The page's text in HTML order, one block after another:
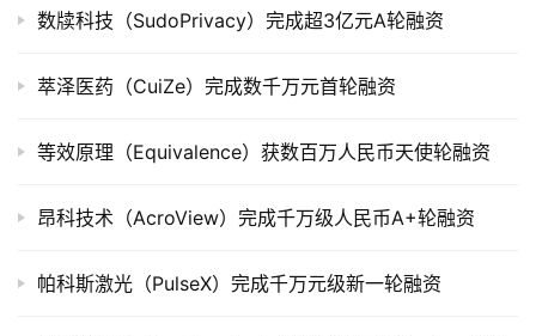
据
创
学
数牍科技（SudoPrivacy）完成超3亿元A轮融资
萃泽医药（CuiZe）完成数千万元首轮融资
等效原理（Equivalence）获数百万人民币天使轮融资
昂科技术（AcroView）完成千万级人民币A+轮融资
帕科斯激光（PulseX）完成千万元级新一轮融资